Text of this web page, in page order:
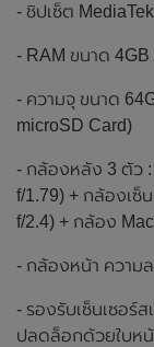
- ชิปเซ็ต
- RAM ขนาด
- ความจุ ขนาด
microSD Card)
- กล้องหลัง 3 ตัว :
f/1.79) + กล้องเซ็
f/2.4) + กล้อง
- กล้องหน้า ความ
- รองรับเซ็นเซอร์
ปลดล็อกด้วยใบหน้